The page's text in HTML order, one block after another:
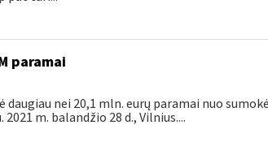
paramai
nei 20,1 mln. eurų paramai nuo
m. balandžio 28 d., Vilnius....